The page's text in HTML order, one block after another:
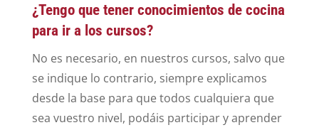
¿Tengo que tener conocimientos de cocina
para ir a los cursos?
No es necesario, en nuestros cursos, salvo que
se indique lo contrario, siempre explicamos
desde la base para que todos cualquiera que
sea vuestro nivel, podáis participar y aprender